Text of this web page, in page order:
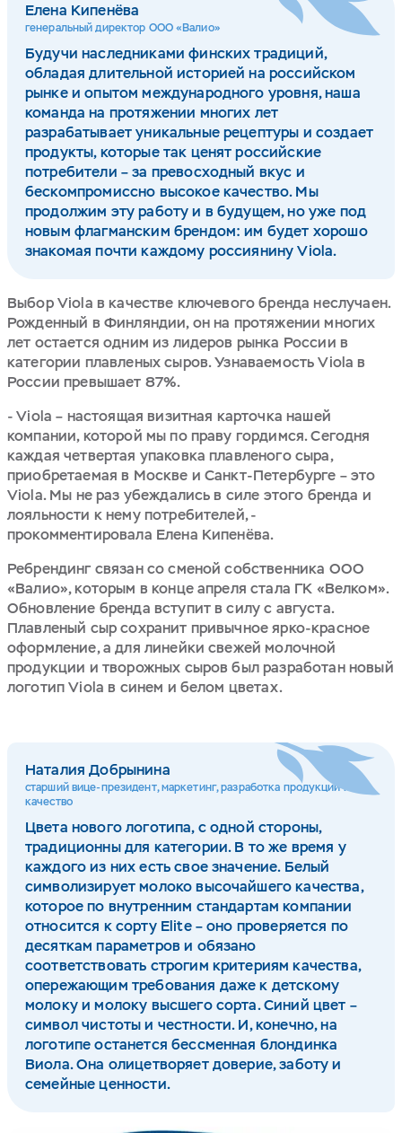
Елена Кипенёва
генеральный директор ООО «Валио»
Будучи наследниками финских традиций,
обладая длительной историей на российском
рынке и опытом международного уровня, наша
команда на протяжении многих лет
разрабатывает уникальные рецептуры и создает
продукты, которые так ценят российские
потребители – за превосходный вкус и
бескомпромиссно высокое качество. Мы
продолжим эту работу и в будущем, но уже под
новым флагманским брендом: им будет хорошо
знакомая почти каждому россиянину Viola.
Выбор Viola в качестве ключевого бренда неслучаен.
Рожденный в Финляндии, он на протяжении многих
лет остается одним из лидеров рынка России в
категории плавленых сыров. Узнаваемость Viola в
России превышает 87%.
- Viola – настоящая визитная карточка нашей
компании, которой мы по праву гордимся. Сегодня
каждая четвертая упаковка плавленого сыра,
приобретаемая в Москве и Санкт-Петербурге – это
Viola. Мы не раз убеждались в силе этого бренда и
лояльности к нему потребителей, -
прокомментировала Елена Кипенёва.
Ребрендинг связан со сменой собственника ООО
«Валио», которым в конце апреля стала ГК «Велком».
Обновление бренда вступит в силу с августа.
Плавленый сыр сохранит привычное ярко-красное
оформление, а для линейки свежей молочной
продукции и творожных сыров был разработан новый
логотип Viola в синем и белом цветах.
Наталия Добрынина
старший вице-президент, маркетинг, разработка продукции и
качество
Цвета нового логотипа, с одной стороны,
традиционны для категории. В то же время у
каждого из них есть свое значение. Белый
символизирует молоко высочайшего качества,
которое по внутренним стандартам компании
относится к сорту Elite – оно проверяется по
десяткам параметров и обязано
соответствовать строгим критериям качества,
опережающим требования даже к детскому
молоку и молоку высшего сорта. Синий цвет –
символ чистоты и честности. И, конечно, на
логотипе останется бессменная блондинка
Виола. Она олицетворяет доверие, заботу и
семейные ценности.